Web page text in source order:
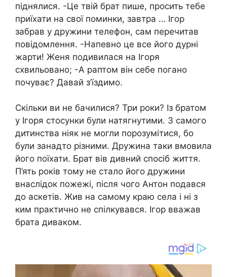
піднялися. -Це твій брат пише, просить тебе
приїхати на свої поминки, завтра … Ігор
забрав у дружини телефон, сам перечитав
повідомлення. -Напевно це все його дурні
жарти! Женя подивилася на Ігоря
схвильовано; -А раптом він себе погано
почуває? Давай з’їздимо.
Скільки ви не бачилися? Три роки? Із братом
у Ігоря стосунки були натягнутими. З самого
дитинства ніяк не могли порозумітися, бо
були занадто різними. Дружина таки вмовила
його поїхати. Брат вів дивний спосіб життя.
П’ять років тому не стало його дружини
внаслідок пожежі, після чого Антон подався
до аскетів. Жив на самому краю села і ні з
ким практично не спілкувався. Ігор вважав
брата диваком.